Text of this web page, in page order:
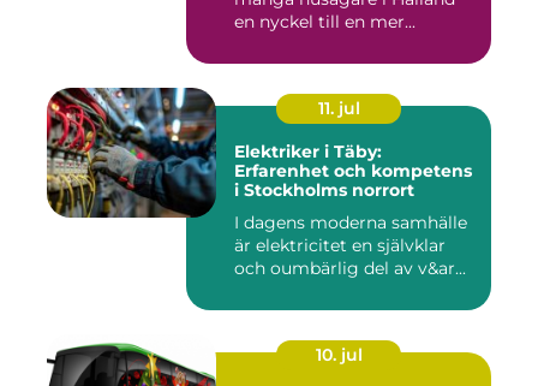
en nyckel till en mer...
11. jul
Elektriker i Täby:
Erfarenhet och kompetens
i Stockholms norrort
I dagens moderna samhälle
är elektricitet en självklar
och oumbärlig del av v&ar...
10. jul